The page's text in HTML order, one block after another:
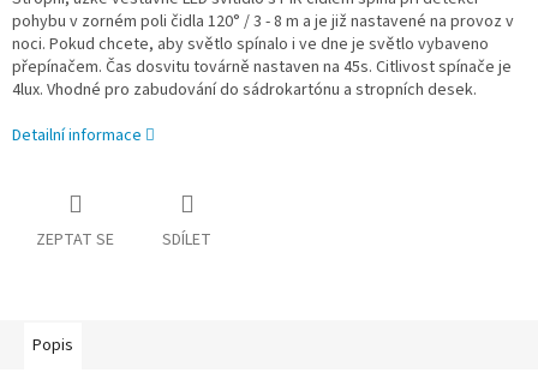
pohybu v zorném poli čidla 120° / 3 - 8 m a je již nastavené na provoz v
noci. Pokud chcete, aby světlo spínalo i ve dne je světlo vybaveno
přepínačem. Čas dosvitu továrně nastaven na 45s. Citlivost spínače je
4lux. Vhodné pro zabudování do sádrokartónu a stropních desek.
Detailní informace
ZEPTAT SE SDÍLET
Popis